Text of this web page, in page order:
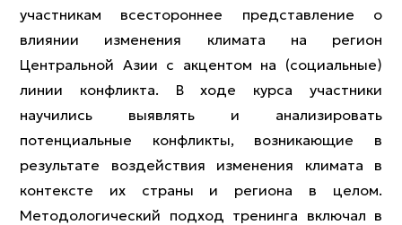
участникам всестороннее представление о
влиянии изменения климата на регион
Центральной Азии с акцентом на (социальные)
линии конфликта. В ходе курса участники
научились выявлять и анализировать
потенциальные конфликты, возникающие в
результате воздействия изменения климата в
контексте их страны и региона в целом.
Методологический подход тренинга включал в